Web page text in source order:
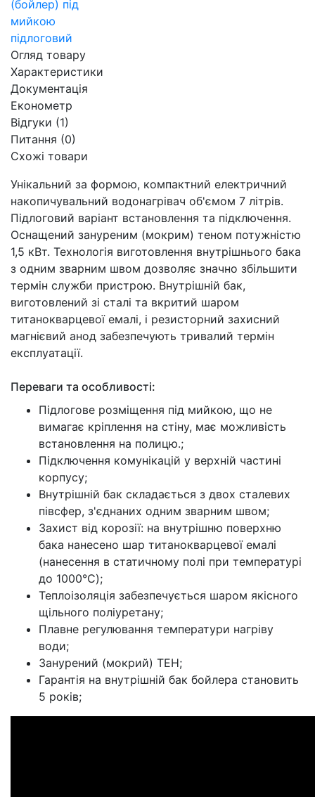
Огляд товару
Характеристики
Документація
Економетр
Відгуки (1)
Питання (0)
Схожі товари
Унікальний за формою, компактний електричний
накопичувальний водонагрівач об'ємом 7 літрів.
Підлоговий варіант встановлення та підключення.
Оснащений зануреним (мокрим) теном потужністю
1,5 кВт. Технологія виготовлення внутрішнього бака
з одним зварним швом дозволяє значно збільшити
термін служби пристрою. Внутрішній бак,
виготовлений зі сталі та вкритий шаром
титанокварцевої емалі, і резисторний захисний
магнієвий анод забезпечують тривалий термін
експлуатації.
Переваги та особливості:
Підлогове розміщення під мийкою, що не
вимагає кріплення на стіну, має можливість
встановлення на полицю.;
Підключення комунікацій у верхній частині
корпусу;
Внутрішній бак складається з двох сталевих
півсфер, з'єднаних одним зварним швом;
Захист від корозії: на внутрішню поверхню
бака нанесено шар титанокварцевої емалі
(нанесення в статичному полі при температурі
до 1000°C);
Теплоізоляція забезпечується шаром якісного
щільного поліуретану;
Плавне регулювання температури нагріву
води;
Занурений (мокрий) ТЕН;
Гарантія на внутрішній бак бойлера становить
5 років;